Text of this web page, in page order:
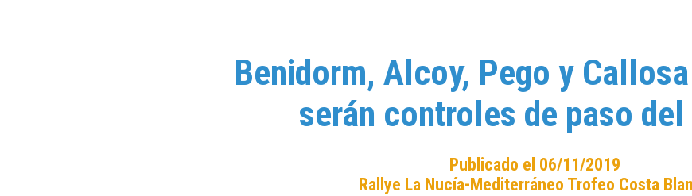
Benidorm, Alcoy, Pego y Callosa
serán controles de paso
Publicado el 06/11/2019
Rallye La Nucía-Mediterráneo Trofeo Costa